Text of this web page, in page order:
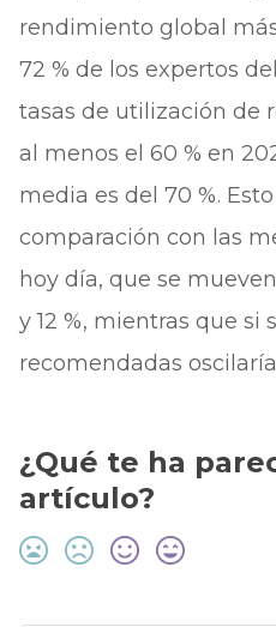
rendimiento global
72 % de los expertos
tasas de utilización de
al menos el 60 % en
media es del 70 %.
comparación con las
hoy día, que se
y 12 %, mientras que si
recomendadas
¿Qué te ha
artículo?